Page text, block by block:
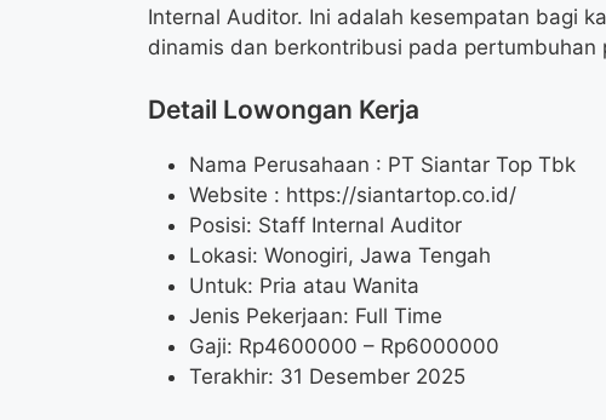
Internal Auditor. Ini adalah kesempatan bagi
dinamis dan berkontribusi pada pertumbuhan
Detail Lowongan Kerja
Nama Perusahaan : PT Siantar Top Tbk
Website : https://siantartop.co.id/
Posisi: Staff Internal Auditor
Lokasi: Wonogiri, Jawa Tengah
Untuk: Pria atau Wanita
Jenis Pekerjaan: Full Time
Gaji: Rp4600000 – Rp6000000
Terakhir: 31 Desember 2025